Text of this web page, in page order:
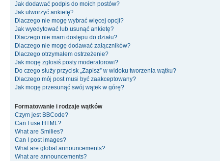
Jak dodawać podpis do moich postów?
Jak utworzyć ankietę?
Dlaczego nie mogę wybrać więcej opcji?
Jak wyedytować lub usunąć ankietę?
Dlaczego nie mam dostępu do działu?
Dlaczego nie mogę dodawać załączników?
Dlaczego otrzymałem ostrzeżenie?
Jak mogę zgłosiś posty moderatorowi?
Do czego służy przycisk „Zapisz” w widoku tworzenia wątku?
Dlaczego mój post musi być zaakceptowany?
Jak mogę przesunąć swój wątek w górę?
Formatowanie i rodzaje wątków
Czym jest BBCode?
Can I use HTML?
What are Smilies?
Can I post images?
What are global announcements?
What are announcements?